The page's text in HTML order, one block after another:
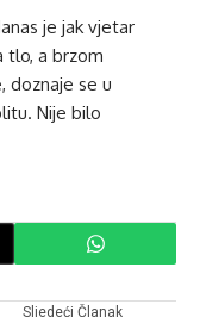
je jak vjetar
tlo, a brzom
doznaje se u
Nije bilo
Sljedeći Članak